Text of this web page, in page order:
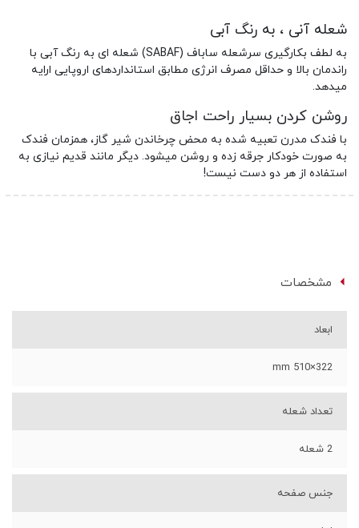
شعله آنی ، به رنگ آبی
به لطف بکارگیری سرشعله ساباف (SABAF) شعله ای به رنگ آبی با
راندمان بالا و حداقل مصرف انرژی مطابق استانداردهای اروپایی ارایه
میدهد.
روشن کردن بسیار راحت اجاق
با فندک مدرن تعبیه شده به محض چرخاندن شیر گاز، همزمان فندک
به صورت خودکار جرقه زده و روشن میشود. دیگر مانند قدیم نیازی به
استفاده از هر دو دست نیست!
مشخصات
ابعاد
322×510 mm
تعداد شعله
2 شعله
جنس صفحه